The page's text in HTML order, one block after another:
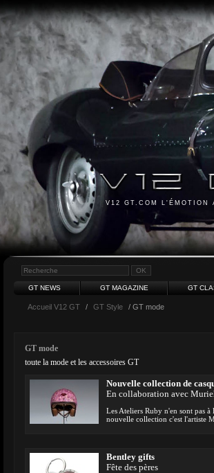
V12 GT.COM L'ÉMOTION
GT NEWS GT MAGAZINE GT
Accueil V12 GT / GT Style / GT mode
GT mode
toute la mode et les accessoires GT
Nouvelle collection de
En collaboration avec
Les Ateliers Ruby n'en sont pas
nouvelle collection c'est l'artiste
Bentley gifts
Fête des pères